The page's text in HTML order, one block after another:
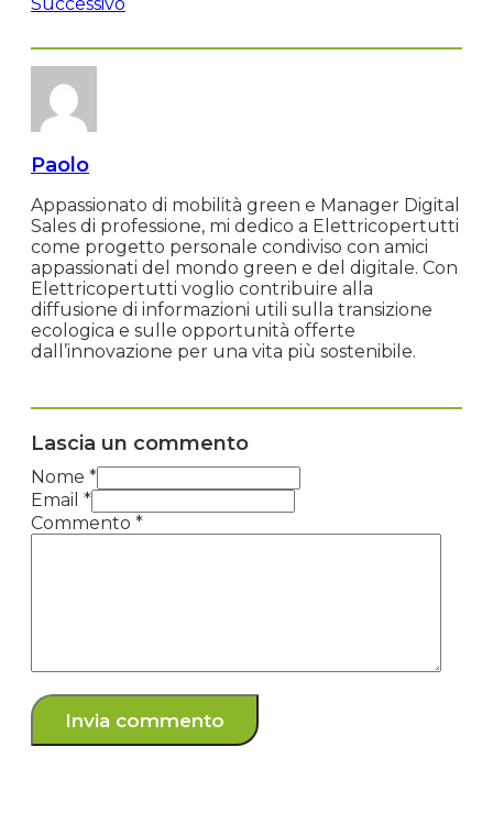
Paolo
Appassionato di mobilità green e Manager Digital
Sales di professione, mi dedico a Elettricopertutti
come progetto personale condiviso con amici
appassionati del mondo green e del digitale. Con
Elettricopertutti voglio contribuire alla
diffusione di informazioni utili sulla transizione
ecologica e sulle opportunità offerte
dall’innovazione per una vita più sostenibile.
Lascia un commento
Nome *
Email *
Commento *